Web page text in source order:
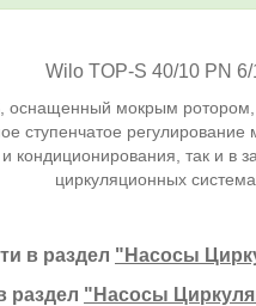
Wilo TOP-S 40/10 PN
оснащенный мокрым
ступенчатое
кондиционирования, так и
циркуляционных
в раздел "Насосы
раздел "Насосы